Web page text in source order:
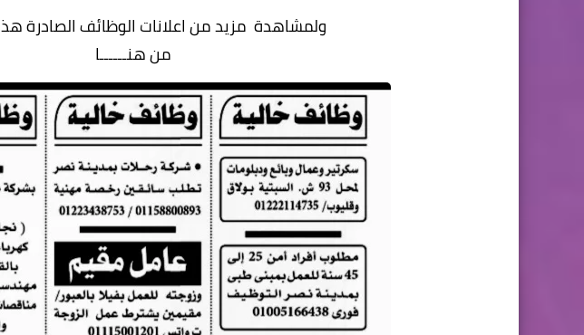
ولمشاهدة مزيد من اعلانات الوظائف الصادرة
من هنــــــا